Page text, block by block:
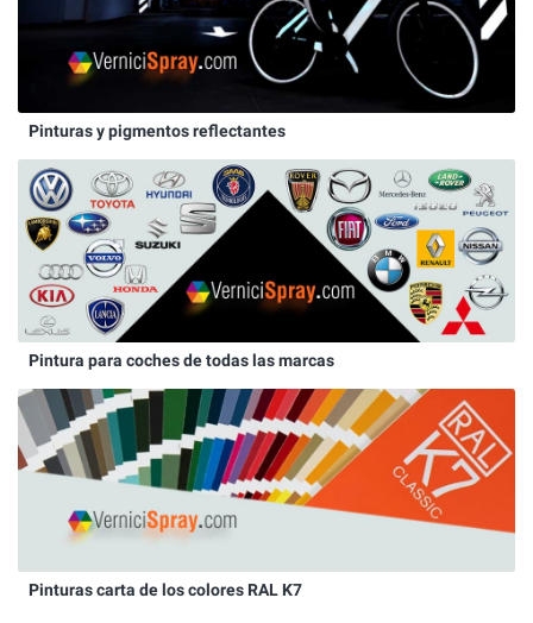
Pinturas y pigmentos reflectantes
Pintura para coches de todas las marcas
Pinturas carta de los colores RAL K7